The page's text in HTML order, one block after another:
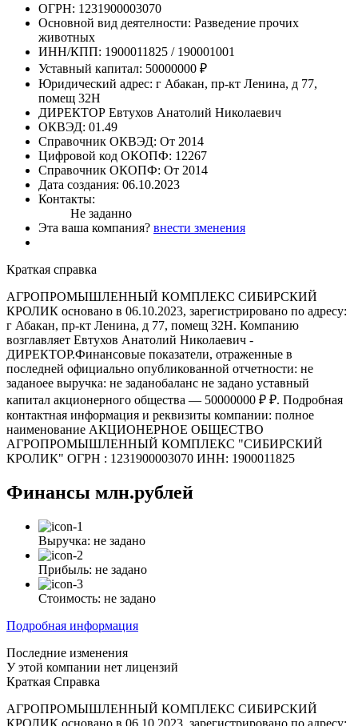
ОГРН: 1231900003070
Основной вид деятелности: Разведение прочих
животных
ИНН/КПП: 1900011825 / 190001001
Уставный капитал: 50000000 ₽
Юридический адрес: г Абакан, пр-кт Ленина, д 77,
помещ 32Н
ДИРЕКТОР Евтухов Анатолий Николаевич
ОКВЭД: 01.49
Справочник ОКВЭД: От 2014
Цифровой код ОКОПФ: 12267
Справочник ОКОПФ: От 2014
Дата создания: 06.10.2023
Контакты:
Не заданно
Эта ваша компания? внести зменения
Краткая справка
АГРОПРОМЫШЛЕННЫЙ КОМПЛЕКС СИБИРСКИЙ
КРОЛИК основано в 06.10.2023, зарегистрировано по адресу:
г Абакан, пр-кт Ленина, д 77, помещ 32Н. Компанию
возглавляет Евтухов Анатолий Николаевич -
ДИРЕКТОР.Финансовые показатели, отраженные в
последней официально опубликованной отчетности: не
заданоее выручка: не заданобаланс не задано уставный
капитал акционерного общества — 50000000 ₽ ₽. Подробная
контактная информация и реквизиты компании: полное
наименование АКЦИОНЕРНОЕ ОБЩЕСТВО
АГРОПРОМЫШЛЕННЫЙ КОМПЛЕКС "СИБИРСКИЙ
КРОЛИК" ОГРН : 1231900003070 ИНН: 1900011825
Финансы млн.рублей
Выручка: не задано
Прибыль: не задано
Стоимость: не задано
Подробная информация
Последние изменения
У этой компании нет лицензий
Краткая Справка
АГРОПРОМЫШЛЕННЫЙ КОМПЛЕКС СИБИРСКИЙ
КРОЛИК основано в 06.10.2023, зарегистрировано по адресу: